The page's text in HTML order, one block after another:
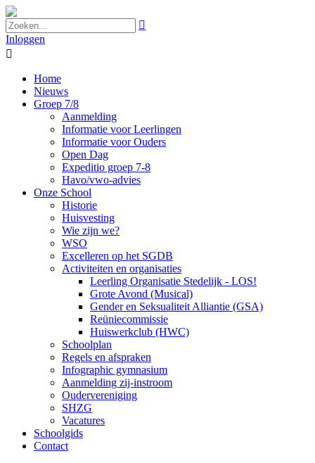

Inloggen

Home
Nieuws
Groep 7/8
Aanmelding
Informatie voor Leerlingen
Informatie voor Ouders
Open Dag
Expeditio groep 7-8
Havo/vwo-advies
Onze School
Historie
Huisvesting
Wie zijn we?
WSO
Excelleren op het SGDB
Activiteiten en organisaties
Leerling Organisatie Stedelijk - LOS!
Grote Avond (Musical)
Gender en Seksualiteit Alliantie (GSA)
Reüniecommissie
Huiswerkclub (HWC)
Schoolplan
Regels en afspraken
Infographic gymnasium
Aanmelding zij-instroom
Oudervereniging
SHZG
Vacatures
Schoolgids
Contact